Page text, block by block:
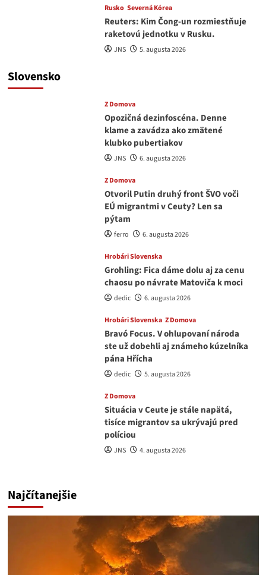
Rusko Severná Kórea
Reuters: Kim Čong-un rozmiestňuje
raketovú jednotku v Rusku.
JNS 5. augusta 2026
Slovensko
Z Domova
Opozičná dezinfoscéna. Denne
klame a zavádza ako zmätené
klubko pubertiakov
JNS 6. augusta 2026
Z Domova
Otvoril Putin druhý front ŠVO voči
EÚ migrantmi v Ceuty? Len sa
pýtam
ferro 6. augusta 2026
Hrobári Slovenska
Grohling: Fica dáme dolu aj za cenu
chaosu po návrate Matoviča k moci
dedic 6. augusta 2026
Hrobári Slovenska Z Domova
Bravó Focus. V ohlupovaní národa
ste už dobehli aj známeho kúzelníka
pána Hřícha
dedic 5. augusta 2026
Z Domova
Situácia v Ceute je stále napätá,
tisíce migrantov sa ukrývajú pred
políciou
JNS 4. augusta 2026
Najčítanejšie